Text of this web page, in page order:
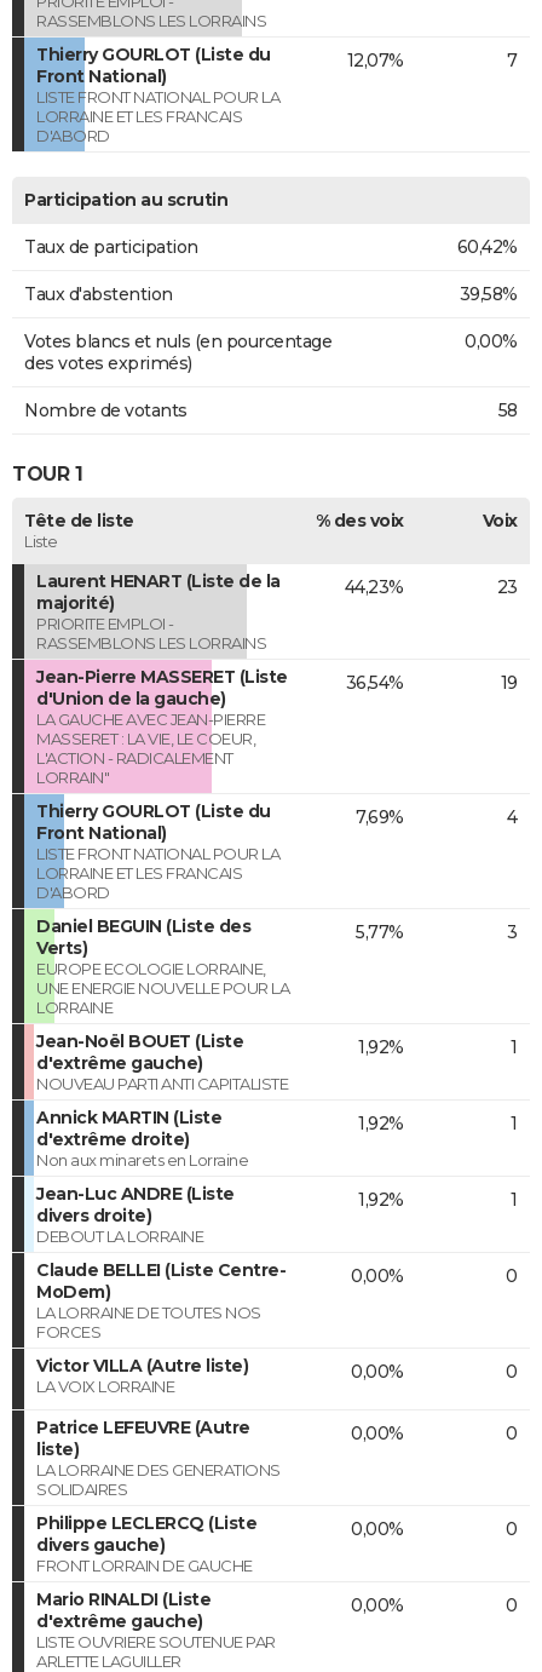
RASSEMBLONS LES LORRAINS
Thierry GOURLOT (Liste du
Front National)
LISTE FRONT NATIONAL POUR LA
LORRAINE ET LES FRANCAIS
D'ABORD
12,07% 7
Participation au scrutin
Taux de participation 60,42%
Taux d'abstention 39,58%
Votes blancs et nuls (en pourcentage
des votes exprimés)
0,00%
Nombre de votants 58
TOUR 1
Tête de liste
Liste
% des voix Voix
Laurent HENART (Liste de la
majorité)
PRIORITE EMPLOI -
RASSEMBLONS LES LORRAINS
44,23% 23
Jean-Pierre MASSERET (Liste
d'Union de la gauche)
LA GAUCHE AVEC JEAN-PIERRE
MASSERET : LA VIE, LE COEUR,
L'ACTION - RADICALEMENT
LORRAIN"
36,54% 19
Thierry GOURLOT (Liste du
Front National)
LISTE FRONT NATIONAL POUR LA
LORRAINE ET LES FRANCAIS
D'ABORD
7,69% 4
Daniel BEGUIN (Liste des
Verts)
EUROPE ECOLOGIE LORRAINE,
UNE ENERGIE NOUVELLE POUR LA
LORRAINE
5,77% 3
Jean-Noël BOUET (Liste
d'extrême gauche)
NOUVEAU PARTI ANTI CAPITALISTE
1,92% 1
Annick MARTIN (Liste
d'extrême droite)
Non aux minarets en Lorraine
1,92% 1
Jean-Luc ANDRE (Liste
divers droite)
DEBOUT LA LORRAINE
1,92% 1
Claude BELLEI (Liste Centre-
MoDem)
LA LORRAINE DE TOUTES NOS
FORCES
0,00% 0
Victor VILLA (Autre liste)
LA VOIX LORRAINE
0,00% 0
Patrice LEFEUVRE (Autre
liste)
LA LORRAINE DES GENERATIONS
SOLIDAIRES
0,00% 0
Philippe LECLERCQ (Liste
divers gauche)
FRONT LORRAIN DE GAUCHE
0,00% 0
Mario RINALDI (Liste
d'extrême gauche)
LISTE OUVRIERE SOUTENUE PAR
ARLETTE LAGUILLER
0,00% 0